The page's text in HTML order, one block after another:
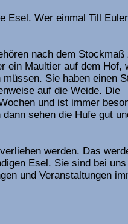
Esel. Wer einmal Till
nach dem Stockmaß
ein Maultier auf dem Hof,
Sie haben einen
auf die Weide. Die
und ist immer
sehen die Hufe gut
werden. Das
Esel. Sie sind bei
und Veranstaltungen